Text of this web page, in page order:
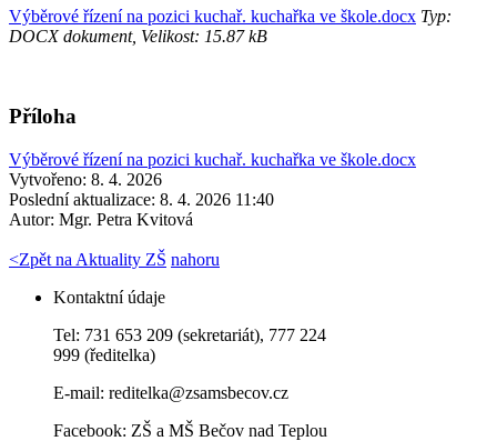
Výběrové řízení na pozici kuchař. kuchařka ve škole.docx Typ:
DOCX dokument, Velikost: 15.87 kB
Příloha
Výběrové řízení na pozici kuchař. kuchařka ve škole.docx
Vytvořeno: 8. 4. 2026
Poslední aktualizace: 8. 4. 2026 11:40
Autor: Mgr. Petra Kvitová
<Zpět na Aktuality ZŠ nahoru
Kontaktní údaje
Tel: 731 653 209 (sekretariát), 777 224
999 (ředitelka)
E-mail: reditelka@zsamsbecov.cz
Facebook: ZŠ a MŠ Bečov nad Teplou